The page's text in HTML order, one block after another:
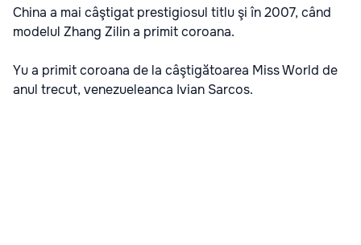
China a mai câştigat prestigiosul titlu şi în 2007, când
modelul Zhang Zilin a primit coroana.
Yu a primit coroana de la câştigătoarea Miss World de
anul trecut, venezueleanca Ivian Sarcos.